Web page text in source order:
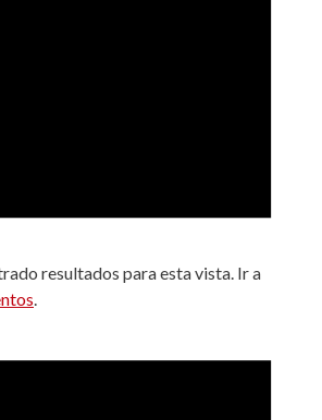
resultados para esta vista. Ir a